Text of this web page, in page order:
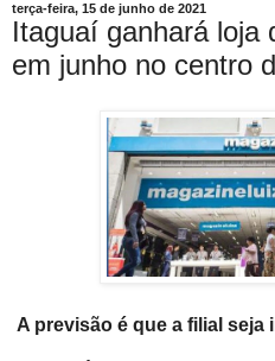
terça-feira, 15 de junho de 2021
Itaguaí ganhará loja
em junho no centro
A previsão é que a filial